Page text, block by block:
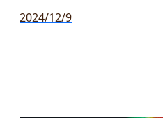
2024/12/9